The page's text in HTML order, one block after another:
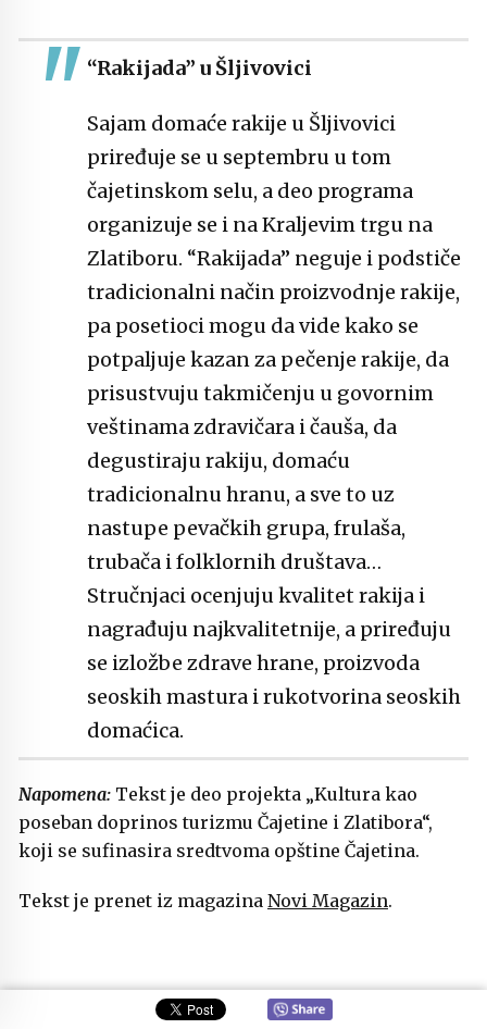
“Rakijada” u Šljivovici
Sajam domaće rakije u Šljivovici
priređuje se u septembru u tom
čajetinskom selu, a deo programa
organizuje se i na Kraljevim trgu na
Zlatiboru. “Rakijada” neguje i podstiče
tradicionalni način proizvodnje rakije,
pa posetioci mogu da vide kako se
potpaljuje kazan za pečenje rakije, da
prisustvuju takmičenju u govornim
veštinama zdravičara i čauša, da
degustiraju rakiju, domaću
tradicionalnu hranu, a sve to uz
nastupe pevačkih grupa, frulaša,
trubača i folklornih društava…
Stručnjaci ocenjuju kvalitet rakija i
nagrađuju najkvalitetnije, a priređuju
se izložbe zdrave hrane, proizvoda
seoskih mastura i rukotvorina seoskih
domaćica.
Napomena: Tekst je deo projekta „Kultura kao
poseban doprinos turizmu Čajetine i Zlatibora“,
koji se sufinasira sredtvoma opštine Čajetina.
Tekst je prenet iz magazina Novi Magazin.